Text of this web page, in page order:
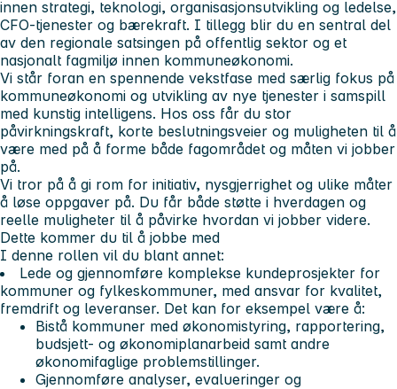
innen strategi, teknologi, organisasjonsutvikling og ledelse,
CFO-tjenester og bærekraft. I tillegg blir du en sentral del
av den regionale satsingen på offentlig sektor og et
nasjonalt fagmiljø innen kommuneøkonomi.
Vi står foran en spennende vekstfase med særlig fokus på
kommuneøkonomi og utvikling av nye tjenester i samspill
med kunstig intelligens. Hos oss får du stor
påvirkningskraft, korte beslutningsveier og muligheten til å
være med på å forme både fagområdet og måten vi jobber
på.
Vi tror på å gi rom for initiativ, nysgjerrighet og ulike måter
å løse oppgaver på. Du får både støtte i hverdagen og
reelle muligheter til å påvirke hvordan vi jobber videre.
Dette kommer du til å jobbe med
I denne rollen vil du blant annet:
Lede og gjennomføre komplekse kundeprosjekter for
kommuner og fylkeskommuner, med ansvar for kvalitet,
fremdrift og leveranser. Det kan for eksempel være å:
Bistå kommuner med økonomistyring, rapportering,
budsjett- og økonomiplanarbeid samt andre
økonomifaglige problemstillinger.
Gjennomføre analyser, evalueringer og